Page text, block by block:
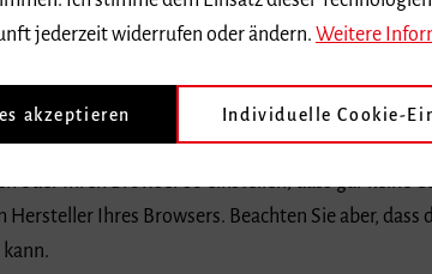
der Auswertung.
eingegangen.
oder Ihren Browser so einstellen, dass gar keine
Ihres Browsers. Beachten Sie aber, dass
jederzeit widerrufen oder ändern. Weitere
akzeptieren Individuelle Cookie-